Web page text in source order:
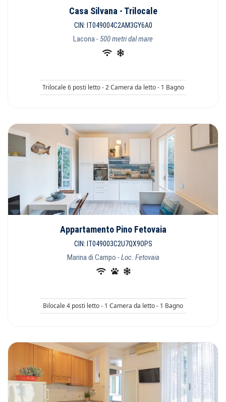
Casa Silvana - Trilocale
CIN: IT049004C2AM3GY6A0
Lacona- 500 metri dal mare
Trilocale 6 posti letto - 2 Camera da letto - 1 Bagno
Appartamento Pino Fetovaia
CIN: IT049003C2U7QX9OPS
Marina di Campo - Loc. Fetovaia
Bilocale 4 posti letto - 1 Camera da letto - 1 Bagno